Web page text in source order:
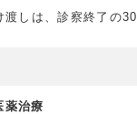
しは、診察終了の
薬治療